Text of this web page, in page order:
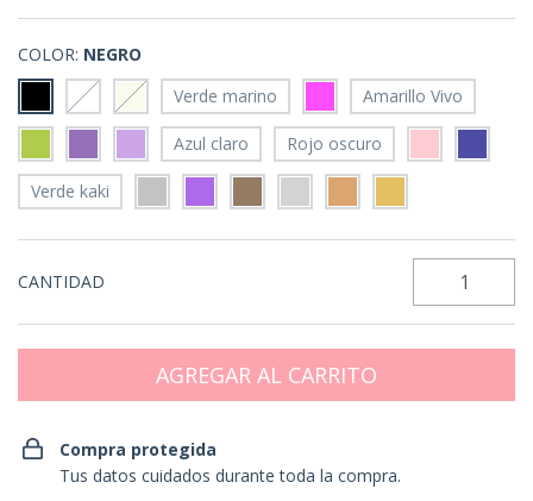
COLOR: NEGRO
Verde marino
Amarillo Vivo
Azul claro Rojo oscuro
Verde kaki
CANTIDAD
Compra protegida
Tus datos cuidados durante toda la compra.